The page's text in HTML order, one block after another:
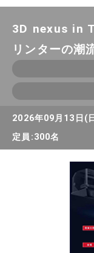
3D nexus in
リンターの潮
2026年09月13日
定員:300名